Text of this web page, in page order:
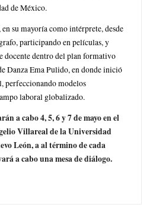
de México.
su mayoría como intérprete, desde
participando en películas, y
docente dentro del plan formativo
Danza Ema Pulido, en donde inició
perfeccionando modelos
laboral globalizado.
a cabo 4, 5, 6 y 7 de mayo en el
Villareal de la Universidad
León, a al término de cada
a cabo una mesa de diálogo.